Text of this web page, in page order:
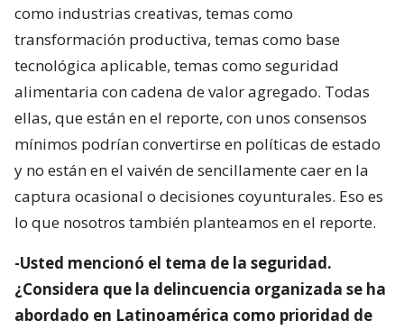
como industrias creativas, temas como
transformación productiva, temas como base
tecnológica aplicable, temas como seguridad
alimentaria con cadena de valor agregado. Todas
ellas, que están en el reporte, con unos consensos
mínimos podrían convertirse en políticas de estado
y no están en el vaivén de sencillamente caer en la
captura ocasional o decisiones coyunturales. Eso es
lo que nosotros también planteamos en el reporte.
-Usted mencionó el tema de la seguridad.
¿Considera que la delincuencia organizada se ha
abordado en Latinoamérica como prioridad de